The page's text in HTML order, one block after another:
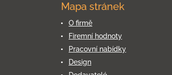
Mapa stránek
O firmě
Firemní hodnoty
Pracovní nabídky
Design